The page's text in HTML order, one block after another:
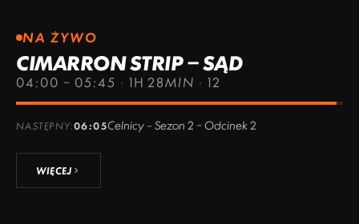
NA ŻYWO
CIMARRON STRIP – SĄD
04:00 – 05:45 · 1H 28MIN · 12
NASTĘPNY:06:05Celnicy – Sezon 2 – Odcinek 2
WIĘCEJ